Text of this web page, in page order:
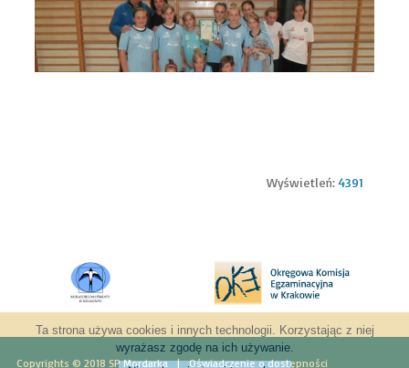
Wyświetleń:4391
Copyrights © 2018 SP Mordarka |Oświadczenie o dostępności
Ta strona używa cookies i innych technologii. Korzystając z niej
wyrażasz zgodę na ich używanie.